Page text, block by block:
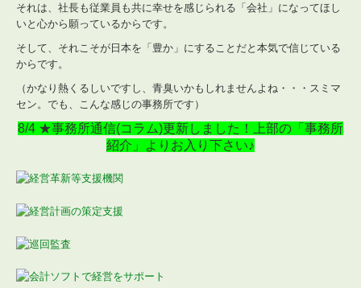
社長メニューASP版
TKCシステムQ&A
社会福祉法人会計Q&A
経営革新等支援機関とは
経営改善オンデマンド講座
経理業務のポイント
事務所ライブラリ
それは、社長も従業員も共に幸せを感じられる「会社」になってほし
いと心から願っているからです。
そして、それこそが日本を「豊か」にすることだと本気で信じている
からです。
（かなり熱くるしいですし、青臭いかもしれませんよね・・・スミマ
セン。でも、こんな感じの事務所です）
8/4 ★事務所通信(コラム)更新しました！上部の「事務所
紹介」よりお入り下さい♪